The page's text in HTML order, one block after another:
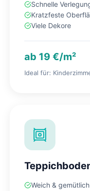
Schnelle
Kratzfeste
Viele Dekore
ab 19 €/m²
Ideal für:
Weich & gemütlich